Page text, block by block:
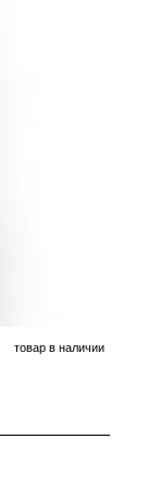
товар в наличии